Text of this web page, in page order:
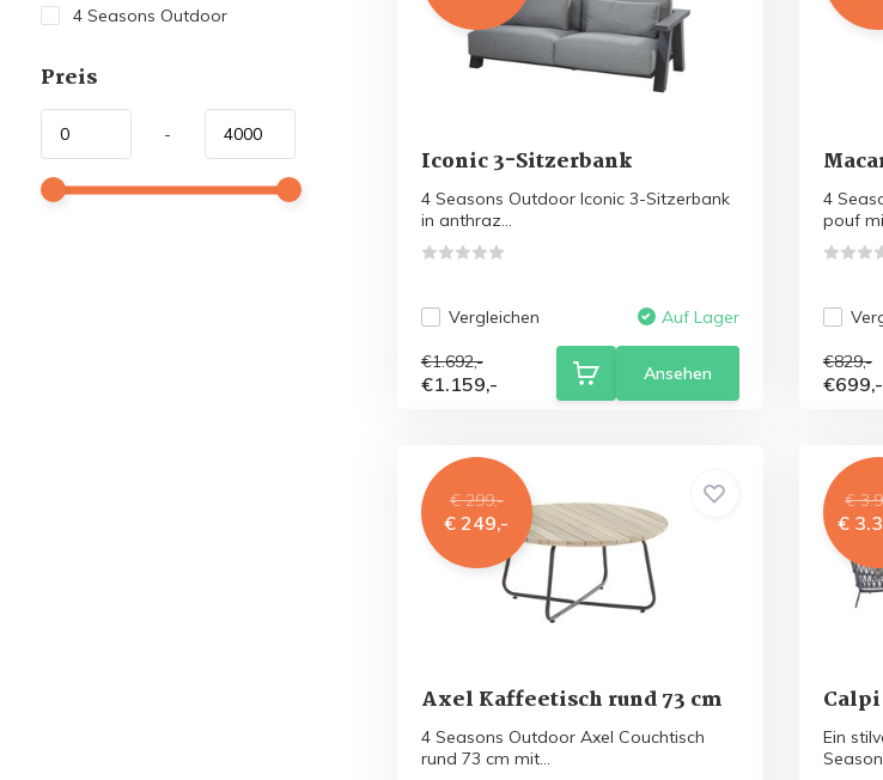
4 Seasons Outdoor
Preis
-
Iconic 3-Sitzerbank
4 Seasons Outdoor Iconic 3-Sitzerbank
in anthraz...
Vergleichen Auf Lager
€1.692,-
€1.159,- Ansehen
4
pouf
€829,-
€699,-
€ 299,-
€ 249,-
Axel Kaffeetisch rund 73 cm
4 Seasons Outdoor Axel Couchtisch
rund 73 cm mit...
€
€
Ein